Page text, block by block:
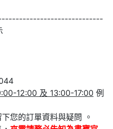
12:00 及 13:00-17:00 例
留下您的訂單資料與疑問 。